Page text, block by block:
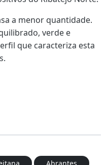
a menor quantidade.
verde e
que caracteriza esta
Abrantes